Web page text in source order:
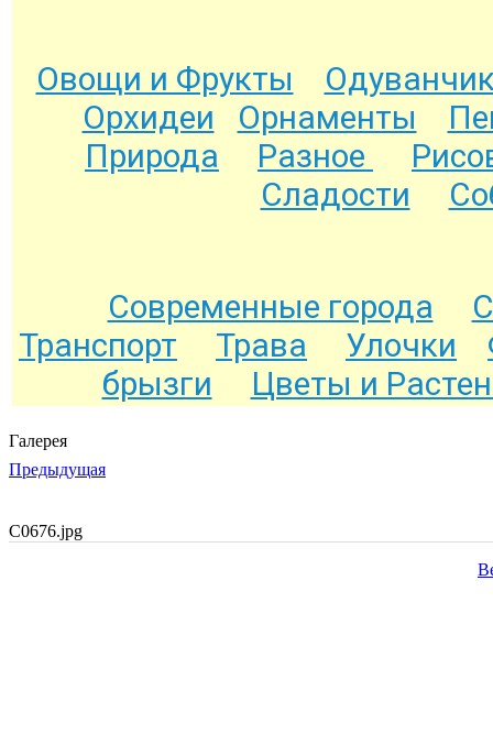
Овощи и Фрукты
Орхидеи
Орнаменты
Природа
Разное
Сладости
Современные города
Транспорт
Трава Улочки
брызги
Цветы и
Галерея
Предыдущая
C0676.jpg